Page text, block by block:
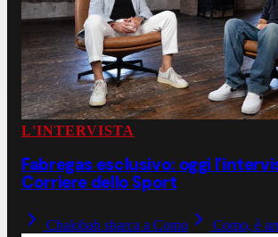
L'INTERVISTA
Fabregas esclusivo: oggi
Corriere dello Sport
Chalobah sbarca a Como Como, è